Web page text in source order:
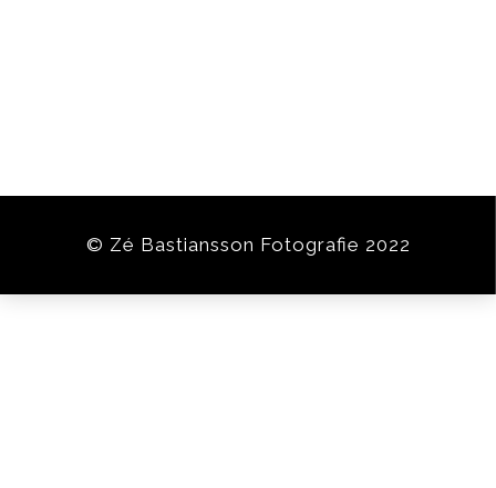
© Zé Bastiansson Fotografie 2022